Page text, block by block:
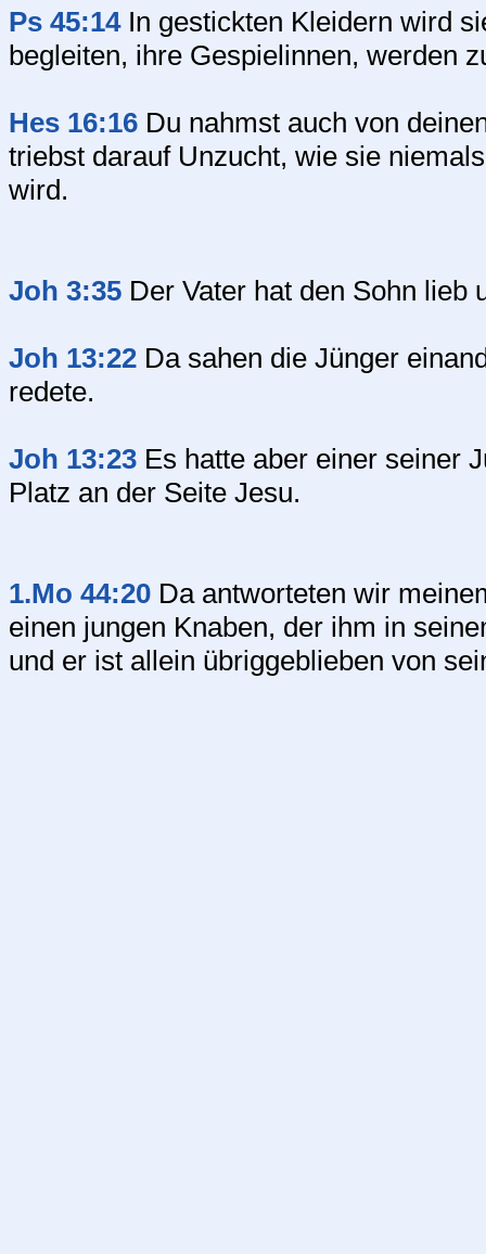
Ps 45:14In gestickten Kleidern wird
begleiten, ihre Gespielinnen, werden
Hes 16:16 Du nahmst auch von
triebst darauf Unzucht, wie sie
wird.
Joh 3:35 Der Vater hat den Sohn lieb
Joh 13:22 Da sahen die Jünger
redete.
Joh 13:23 Es hatte aber einer seiner
Platz an der Seite Jesu.
1.Mo 44:20 Da antworteten wir
einen jungen Knaben, der ihm in
und er ist allein übriggeblieben von